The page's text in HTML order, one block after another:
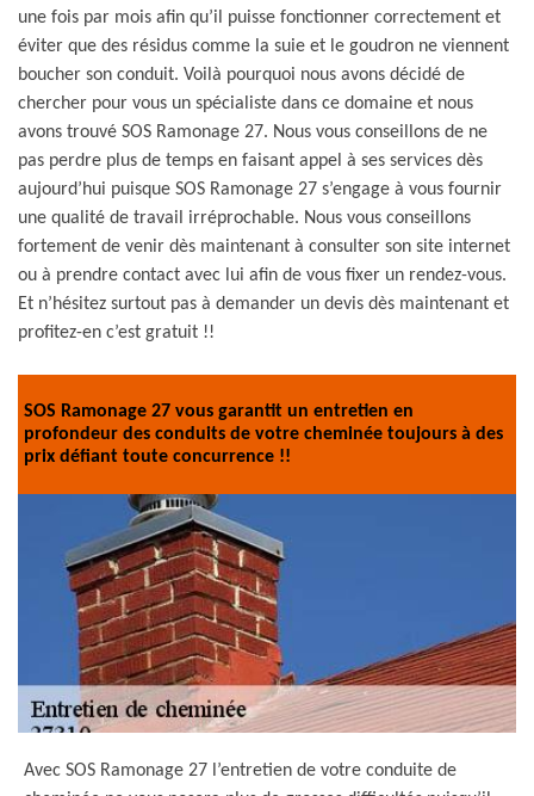
une fois par mois afin qu’il puisse fonctionner correctement et
éviter que des résidus comme la suie et le goudron ne viennent
boucher son conduit. Voilà pourquoi nous avons décidé de
chercher pour vous un spécialiste dans ce domaine et nous
avons trouvé SOS Ramonage 27. Nous vous conseillons de ne
pas perdre plus de temps en faisant appel à ses services dès
aujourd’hui puisque SOS Ramonage 27 s’engage à vous fournir
une qualité de travail irréprochable. Nous vous conseillons
fortement de venir dès maintenant à consulter son site internet
ou à prendre contact avec lui afin de vous fixer un rendez-vous.
Et n’hésitez surtout pas à demander un devis dès maintenant et
profitez-en c’est gratuit !!
SOS Ramonage 27 vous garantit un entretien en
profondeur des conduits de votre cheminée toujours à des
prix défiant toute concurrence !!
Avec SOS Ramonage 27 l’entretien de votre conduite de